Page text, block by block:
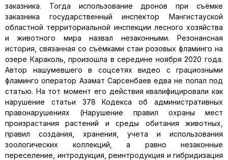
заказника. Тогда использование дронов при съёмке
заказника государственный инспектор Мангистауской
областной территориальной инспекции лесного хозяйства
и животного мира назвал незаконными. Резонансная
история, связанная со съёмками стаи розовых фламинго на
озере Караколь, произошла в середине ноября 2020 года.
Автор нашумевшего в соцсетях видео с грациозными
фламинго оператор Азамат Сарсенбаев едва не попал под
статью. На тот момент его действия квалифицировали как
нарушение статьи 378 Кодекса об административных
правонарушениях (Нарушение правил охраны мест
произрастания растений и среды обитания животных,
правил создания, хранения, учета и использования
зоологических коллекций, а равно незаконные
переселение, интродукция, реинтродукция и гибридизация